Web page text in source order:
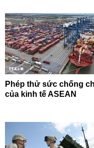
Phép thử sức chống
của kinh tế ASEAN